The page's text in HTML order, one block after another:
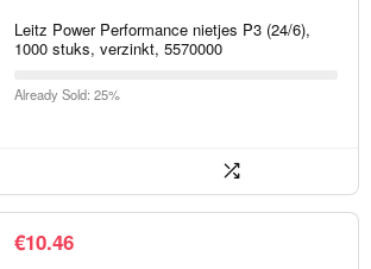
Leitz Power Performance nietjes P3 (24/6),
1000 stuks, verzinkt, 5570000
Already Sold: 25%
€10.46